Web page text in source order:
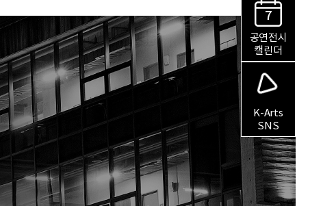
7
공연전시
캘린더
K-Arts
SNS